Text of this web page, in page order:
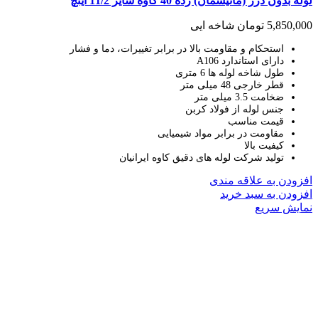
5,850,000 تومان شاخه ایی
استحکام و مقاومت بالا در برابر تغییرات، دما و فشار
دارای استاندارد A106
طول شاخه لوله ها 6 متری
قطر خارجی 48 میلی متر
ضخامت 3.5 میلی متر
جنس لوله از فولاد کربن
قیمت مناسب
مقاومت در برابر مواد شیمیایی
کیفیت بالا
تولید شرکت لوله های دقیق کاوه ایرانیان
افزودن به علاقه مندی
افزودن به سبد خرید
نمایش سریع